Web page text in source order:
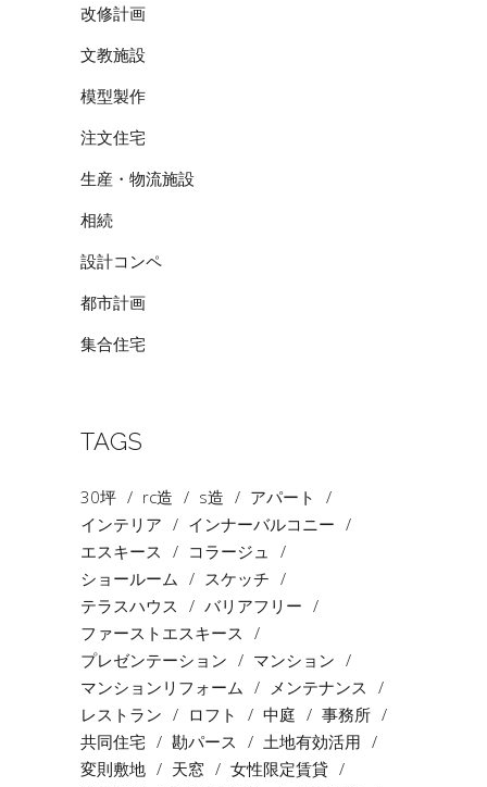
改修計画
文教施設
模型製作
注文住宅
生産・物流施設
相続
設計コンペ
都市計画
集合住宅
TAGS
30坪 rc造 s造
アパート
インテリア
インナーバルコニー
エスキース
コラージュ
ショールーム
スケッチ
テラスハウス
バリアフリー
ファーストエスキース
プレゼンテーション
マンション
マンションリフォーム
メンテナンス
レストラン
ロフト 中庭
事務所
共同住宅
勘パース
土地有効活用
変則敷地
天窓
女性限定賃貸